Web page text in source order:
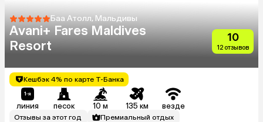
Баа Атолл, Мальдивы
Avani+ Fares Maldives
Resort
10
12 отзывов
Кешбэк 4% по карте Т-Банка
линия песок 10 м 135 км везде
Отзывы за этот год
Премиальный отдых